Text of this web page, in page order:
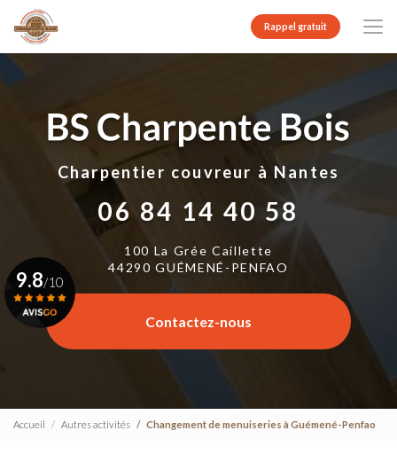
contenu
principal
Rappel gratuit
Charpentier couvreur à Nantes
06 84 14 40 58
100 La Grée Caillette
44290 GUÉMENÉ-PENFAO
Contactez-nous
9.8/10
Voir le certificat
Accueil Autres activités Changement de menuiseries à Guémené-Penfao